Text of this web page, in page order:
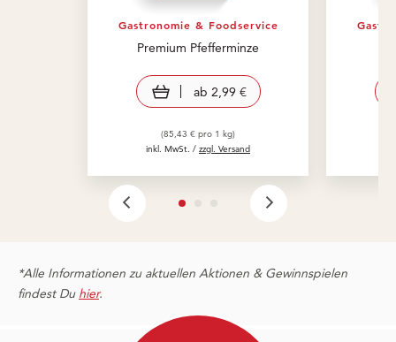
Gastronomie & Foodservice
Premium Pfefferminze
view product
ab 2,99 €
(85,43 € pro 1 kg)
inkl. MwSt. / zzgl. Versand
*Alle Informationen zu aktuellen Aktionen & Gewinnspielen
findest Du hier.